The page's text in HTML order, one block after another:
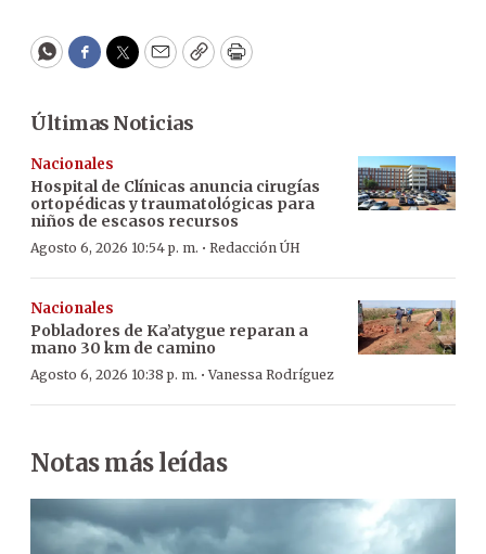
WhatsApp
Facebook
Twitter
EmailCopyPrint
Últimas Noticias
Nacionales
Hospital de Clínicas anuncia cirugías
ortopédicas y traumatológicas para
niños de escasos recursos
Agosto 6, 2026 10:54 p. m. · Redacción ÚH
Nacionales
Pobladores de Ka’atygue reparan a
mano 30 km de camino
Agosto 6, 2026 10:38 p. m. ·Vanessa Rodríguez
Notas más leídas